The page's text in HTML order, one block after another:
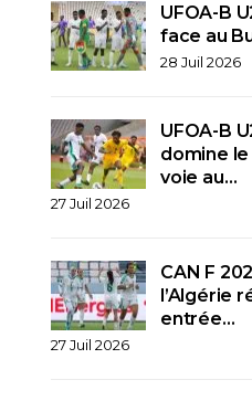
UFOA-B
face au
28 Juil 2026
UFOA-B
domine le
voie au…
27 Juil 2026
CAN F
l’Algérie
entrée…
27 Juil 2026